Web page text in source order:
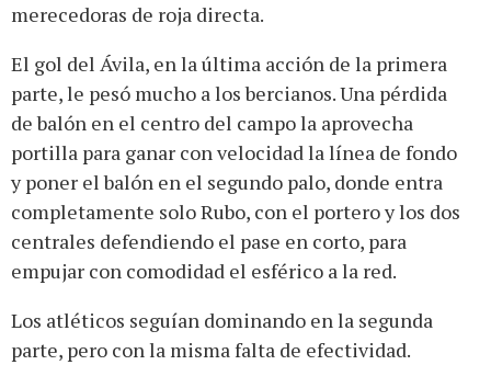
merecedoras de roja directa.
El gol del Ávila, en la última acción de la primera
parte, le pesó mucho a los bercianos. Una pérdida
de balón en el centro del campo la aprovecha
portilla para ganar con velocidad la línea de fondo
y poner el balón en el segundo palo, donde entra
completamente solo Rubo, con el portero y los dos
centrales defendiendo el pase en corto, para
empujar con comodidad el esférico a la red.
Los atléticos seguían dominando en la segunda
parte, pero con la misma falta de efectividad.